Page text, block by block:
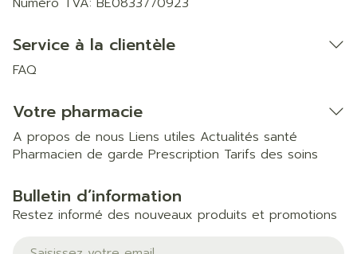
Service à la clientèle
FAQ
Votre pharmacie
A propos de nous Liens utiles Actualités santé
Pharmacien de garde Prescription Tarifs des soins
Bulletin d’information
Restez informé des nouveaux produits et promotions
Adresse mail